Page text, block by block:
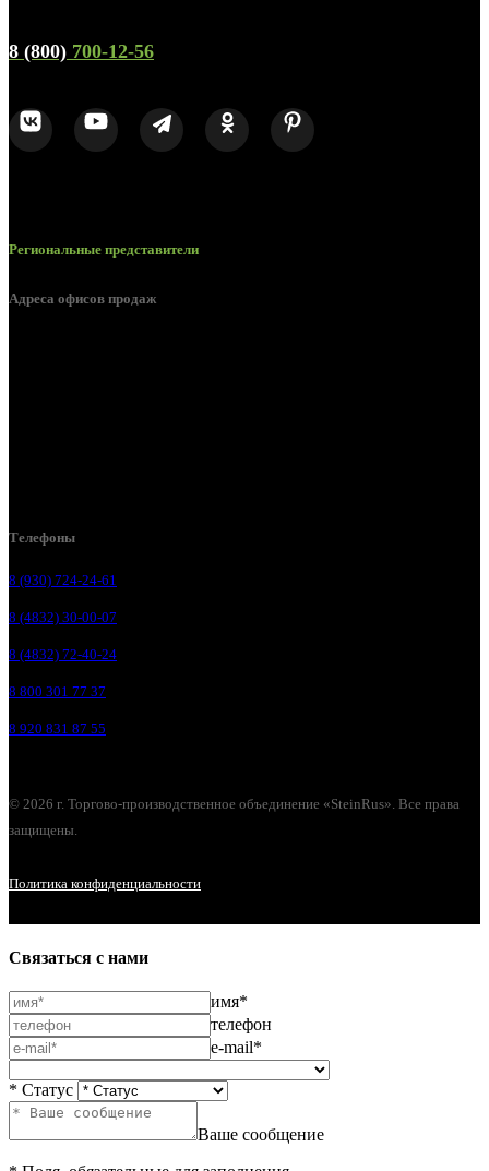
8 (800) 700-12-56
Региональные представители
Адреса офисов продаж
Телефоны
8 (930) 724-24-61
8 (4832) 30-00-07
8 (4832) 72-40-24
8 800 301 77 37
8 920 831 87 55
© 2026 г. Торгово-производственное объединение «SteinRus». Все права
защищены.
Политика конфиденциальности
Связаться с нами
имя*
телефон
e-mail*
* Статус
Ваше сообщение